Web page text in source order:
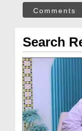
Comments
Search